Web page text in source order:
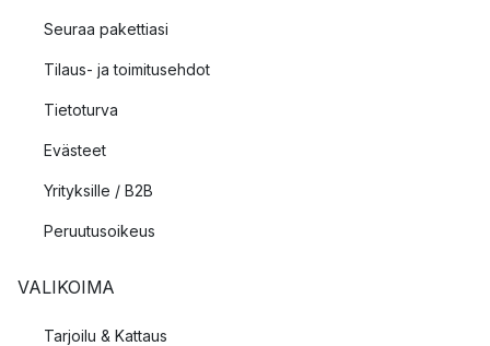
Seuraa pakettiasi
Tilaus- ja toimitusehdot
Tietoturva
Evästeet
Yrityksille / B2B
Peruutusoikeus
VALIKOIMA
Tarjoilu & Kattaus